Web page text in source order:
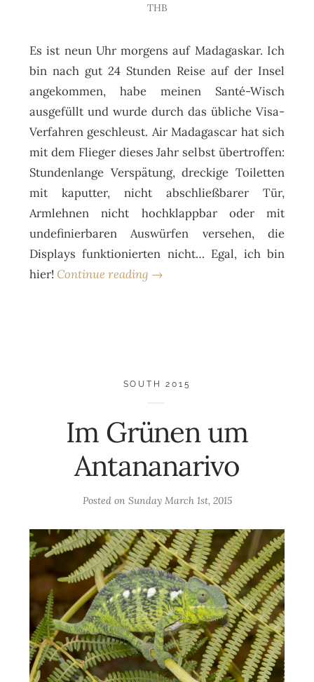
THB
Es ist neun Uhr morgens auf Madagaskar. Ich
bin nach gut 24 Stunden Reise auf der Insel
angekommen, habe meinen Santé-Wisch
ausgefüllt und wurde durch das übliche Visa-
Verfahren geschleust. Air Madagascar hat sich
mit dem Flieger dieses Jahr selbst übertroffen:
Stundenlange Verspätung, dreckige Toiletten
mit kaputter, nicht abschließbarer Tür,
Armlehnen nicht hochklappbar oder mit
undefinierbaren Auswürfen versehen, die
Displays funktionierten nicht… Egal, ich bin
hier! Continue reading →
SOUTH 2015
Im Grünen um
Antananarivo
Posted on Sunday March 1st, 2015